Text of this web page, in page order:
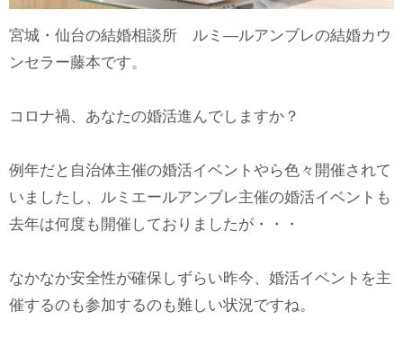
宮城・仙台の結婚相談所 ルミ―ルアンブレの結婚カウ
ンセラー藤本です。
コロナ禍、あなたの婚活進んでしますか？
例年だと自治体主催の婚活イベントやら色々開催されて
いましたし、ルミエールアンブレ主催の婚活イベントも
去年は何度も開催しておりましたが・・・
なかなか安全性が確保しずらい昨今、婚活イベントを主
催するのも参加するのも難しい状況ですね。